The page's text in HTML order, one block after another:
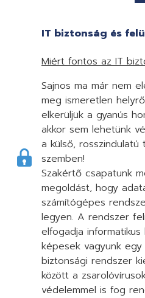
IT biztonság és
Miért fontos az IT
Sajnos ma már nem
meg ismeretlen
elkerüljük a gyanús
akkor sem lehetünk
a külső, rosszindulatú
szemben!
Szakértő csapatunk
megoldást, hogy
számítógépes
legyen. A rendszer
elfogadja informatikus
képesek vagyunk
biztonsági rendszer
között a
védelemmel is fog